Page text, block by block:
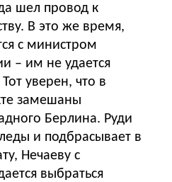
шел провод к
В это же время,
с министром
– им не удается
уверен, что в
замешаны
Берлина. Руди
и подбрасывает в
Нечаеву с
выбраться